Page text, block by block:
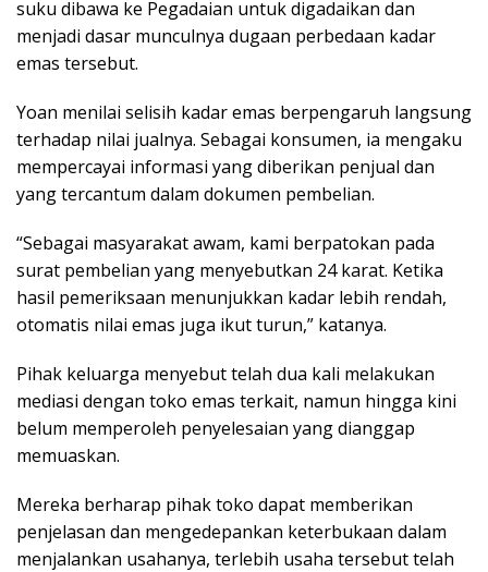
suku dibawa ke Pegadaian untuk digadaikan dan
menjadi dasar munculnya dugaan perbedaan kadar
emas tersebut.
Yoan menilai selisih kadar emas berpengaruh langsung
terhadap nilai jualnya. Sebagai konsumen, ia mengaku
mempercayai informasi yang diberikan penjual dan
yang tercantum dalam dokumen pembelian.
“Sebagai masyarakat awam, kami berpatokan pada
surat pembelian yang menyebutkan 24 karat. Ketika
hasil pemeriksaan menunjukkan kadar lebih rendah,
otomatis nilai emas juga ikut turun,” katanya.
Pihak keluarga menyebut telah dua kali melakukan
mediasi dengan toko emas terkait, namun hingga kini
belum memperoleh penyelesaian yang dianggap
memuaskan.
Mereka berharap pihak toko dapat memberikan
penjelasan dan mengedepankan keterbukaan dalam
menjalankan usahanya, terlebih usaha tersebut telah